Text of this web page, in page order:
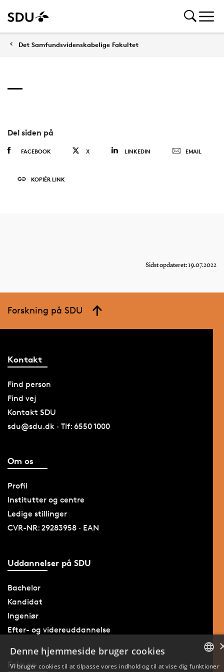
Det Samfundsvidenskabelige Fakultet
Del siden på
FACEBOOK X LINKEDIN EMAIL
KOPIÉR LINK
Sidst opdateret: 19.07.2022
Forskning på SDU
Kontakt
Find person
Find vej
Kontakt SDU
sdu@sdu.dk · Tlf: 6550 1000
Om os
Profil
Institutter og centre
Ledige stillinger
CVR-NR: 29283958 · EAN
Uddannelser på SDU
Bachelor
Kandidat
Ingeniør
Efter- og videreuddannelse
Følg os
Denne hjemmeside bruger cookies
Vi bruger cookies til at tilpasse vores indhold og til at vise dig funktioner